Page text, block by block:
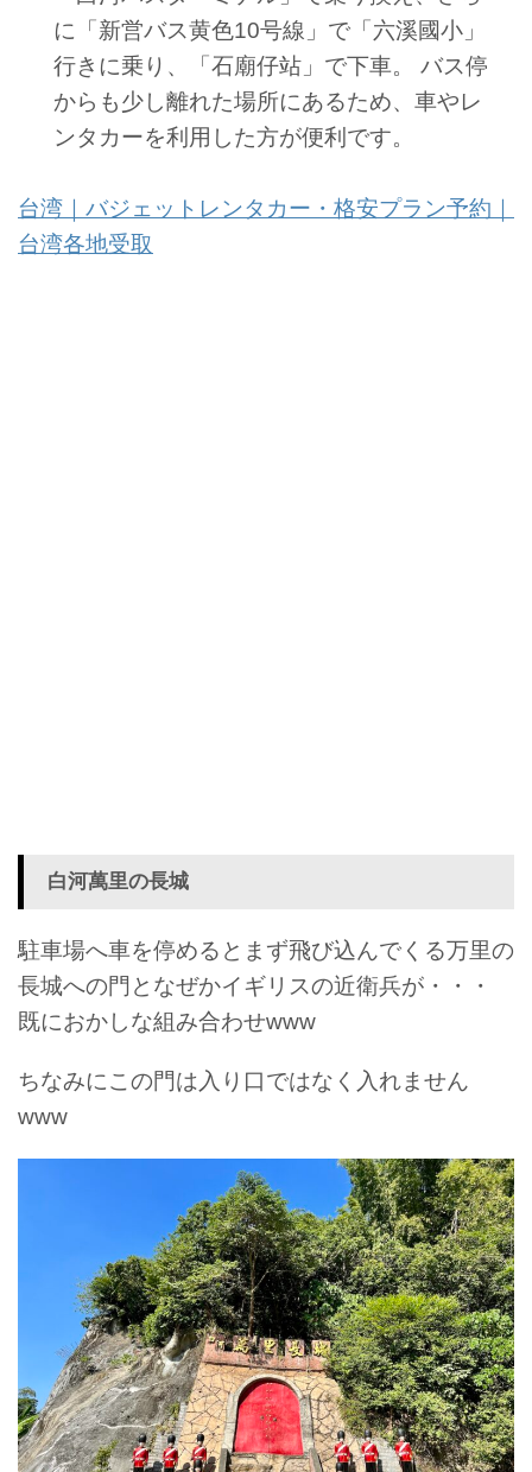
に「新営バス黄色10号線」で「六溪國小」
行きに乗り、「石廟仔站」で下車。 バス停
からも少し離れた場所にあるため、車やレ
ンタカーを利用した方が便利です。
台湾｜バジェットレンタカー・格安プラン予約｜
台湾各地受取
白河萬里の長城
駐車場へ車を停めるとまず飛び込んでくる万里の
長城への門となぜかイギリスの近衛兵が・・・
既におかしな組み合わせwww
ちなみにこの門は入り口ではなく入れません
www